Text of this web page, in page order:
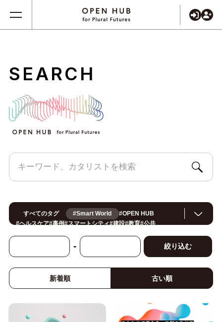
SEARCH
すべてのタグ #Smart World #OPEN HUB
#ヘルスケア#事例#スマートシティ#建設#教育#公共
スマートファクトリー #製造 サステナブル
モビリティ
セキュリティ
#環境・エネルギー# メタバース#地方創生#ロボティクス
スマートライフ#法規制
- 絞り込む
新着順 古い順